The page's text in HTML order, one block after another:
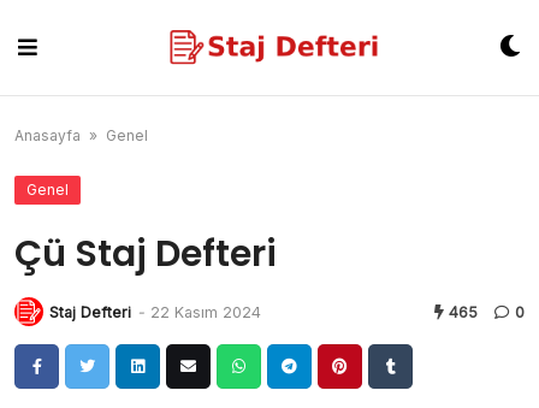
content
Anasayfa » Genel
Genel
Çü Staj Defteri
Staj Defteri - 22 Kasım 2024 465 0